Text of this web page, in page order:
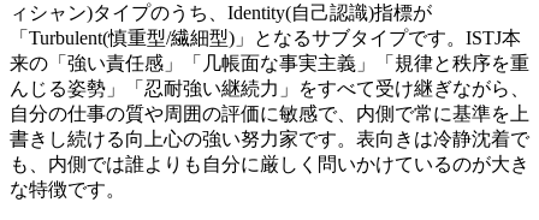
ィシャン)タイプのうち、Identity(自己認識)指標が
「Turbulent(慎重型/繊細型)」となるサブタイプです。ISTJ本
来の「強い責任感」「几帳面な事実主義」「規律と秩序を重
んじる姿勢」「忍耐強い継続力」をすべて受け継ぎながら、
自分の仕事の質や周囲の評価に敏感で、内側で常に基準を上
書きし続ける向上心の強い努力家です。表向きは冷静沈着で
も、内側では誰よりも自分に厳しく問いかけているのが大き
な特徴です。